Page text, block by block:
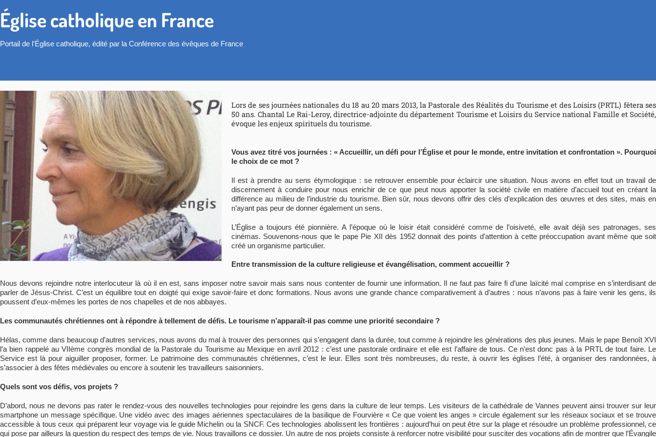
Église catholique en France
Portail de l'Église catholique, édité par la Conférence des évêques de France
Lors de ses journées nationales du 18 au 20 mars 2013, la Pastorale des Réalités du Tourisme et des Loisirs (PRTL) fêtera ses
50 ans. Chantal Le Rai-Leroy, directrice-adjointe du département Tourisme et Loisirs du Service national Famille et Société,
évoque les enjeux spirituels du tourisme.
Vous avez titré vos journées : « Accueillir, un défi pour l’Église et pour le monde, entre invitation et confrontation ». Pourquoi
le choix de ce mot ?
Il est à prendre au sens étymologique : se retrouver ensemble pour éclaircir une situation. Nous avons en effet tout un travail de
discernement à conduire pour nous enrichir de ce que peut nous apporter la société civile en matière d’accueil tout en créant la
différence au milieu de l’industrie du tourisme. Bien sûr, nous devons offrir des clés d’explication des œuvres et des sites, mais en
n’ayant pas peur de donner également un sens.
L’Église a toujours été pionnière. A l’époque où le loisir était considéré comme de l’oisiveté, elle avait déjà ses patronages, ses
cinémas. Souvenons-nous que le pape Pie XII dès 1952 donnait des points d’attention à cette préoccupation avant même que soit
créé un organisme particulier.
Entre transmission de la culture religieuse et évangélisation, comment accueillir ?
Nous devons rejoindre notre interlocuteur là où il en est, sans imposer notre savoir mais sans nous contenter de fournir une information. Il ne faut pas faire fi d’une laïcité mal comprise en s’interdisant de
parler de Jésus-Christ. C’est un équilibre tout en doigté qui exige savoir-faire et donc formations. Nous avons une grande chance comparativement à d’autres : nous n’avons pas à faire venir les gens, ils
poussent d’eux-mêmes les portes de nos chapelles et de nos abbayes.
Les communautés chrétiennes ont à répondre à tellement de défis. Le tourisme n’apparaît-il pas comme une priorité secondaire ?
Hélas, comme dans beaucoup d’autres services, nous avons du mal à trouver des personnes qui s’engagent dans la durée, tout comme à rejoindre les générations des plus jeunes. Mais le pape Benoît XVI
l’a bien rappelé au VIIème congrès mondial de la Pastorale du Tourisme au Mexique en avril 2012 : c’est une pastorale ordinaire et elle est l’affaire de tous. Ce n’est donc pas à la PRTL de tout faire. Le
Service est là pour aiguiller proposer, former. Le patrimoine des communautés chrétiennes, c’est le leur. Elles sont très nombreuses, du reste, à ouvrir les églises l’été, à organiser des randonnées, à
s’associer à des fêtes médiévales ou encore à soutenir les travailleurs saisonniers.
Quels sont vos défis, vos projets ?
D’abord, nous ne devons pas rater le rendez-vous des nouvelles technologies pour rejoindre les gens dans la culture de leur temps. Les visiteurs de la cathédrale de Vannes peuvent ainsi trouver sur leur
smartphone un message spécifique. Une vidéo avec des images aériennes spectaculaires de la basilique de Fourvière « Ce que voient les anges » circule également sur les réseaux sociaux et se trouve
accessible à tous ceux qui préparent leur voyage via le guide Michelin ou la SNCF. Ces technologies abolissent les frontières : aujourd’hui on peut être sur la plage et résoudre un problème professionnel, ce
qui pose par ailleurs la question du respect des temps de vie. Nous travaillons ce dossier. Un autre de nos projets consiste à renforcer notre visibilité pour susciter des vocations afin de montrer que l’Évangile